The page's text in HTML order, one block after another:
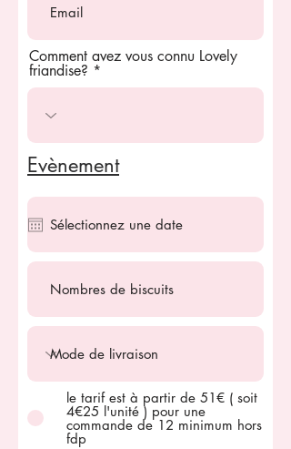
Comment avez vous connu Lovely
friandise?
Evènement
le tarif est à partir de 51€ ( soit
4€25 l'unité ) pour une
commande de 12 minimum hors
fdp